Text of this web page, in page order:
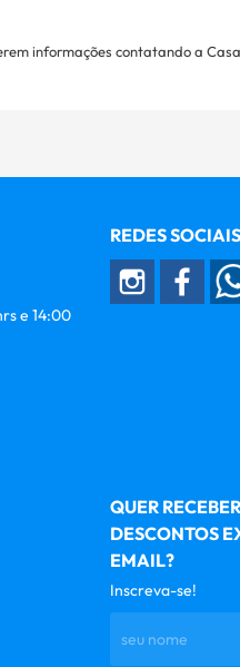
informações contatando a
e 14:00
REDES SOCIAIS
QUER
DESCONTOS
EMAIL?
Inscreva-se!